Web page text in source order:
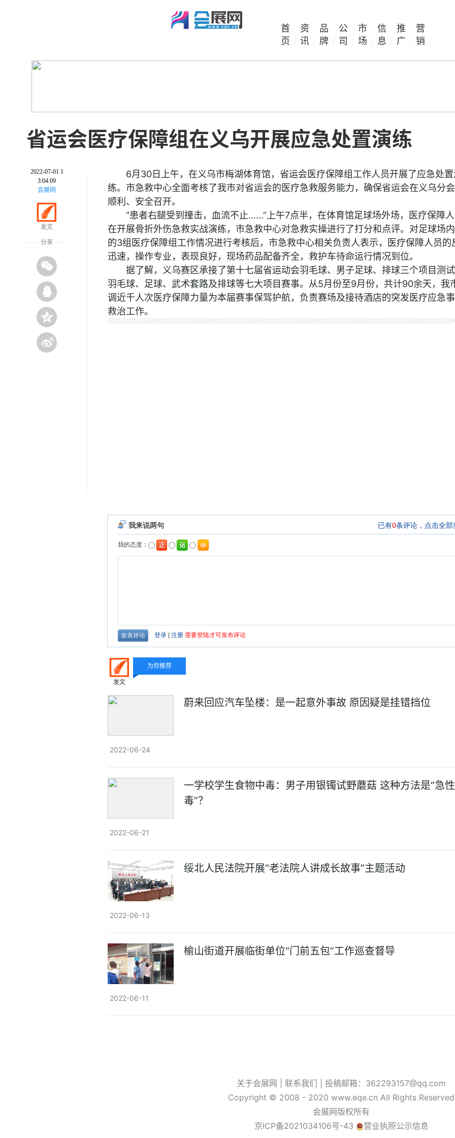
首
页
资
讯
品
牌
公
司
市
场
信
息
推
广
营
销
省运会医疗保障组在义乌开展应急处置演练
2022-07-01 1
3:04:09
会展网
发文
分享
6月30日上午，在义乌市梅湖体育馆，省运会医疗保障组工作人员开展了应急处
练。市急救中心全面考核了我市对省运会的医疗急救服务能力，确保省运会在义乌分
顺利、安全召开。
“患者右腿受到撞击，血流不止……”上午7点半，在体育馆足球场外场，医疗保障
在开展骨折外伤急救实战演练，市急救中心对急救实操进行了打分和点评。对足球场
的3组医疗保障组工作情况进行考核后，市急救中心相关负责人表示，医疗保障人员的
迅速，操作专业，表现良好，现场药品配备齐全，救护车待命运行情况到位。
据了解，义乌赛区承接了第十七届省运动会羽毛球、男子足球、排球三个项目测
羽毛球、足球、武术套路及排球等七大项目赛事。从5月份至9月份，共计90余天，我
调近千人次医疗保障力量为本届赛事保驾护航，负责赛场及接待酒店的突发医疗应急
救治工作。
发文
为你推荐
蔚来回应汽车坠楼：是一起意外事故 原因疑是挂错挡位
2022-06-24
一学校学生食物中毒：男子用银镯试野蘑菇 这种方法是“急
毒”？
2022-06-21
绥北人民法院开展“老法院人讲成长故事”主题活动
2022-06-13
榆山街道开展临街单位“门前五包”工作巡查督导
2022-06-11
关于会展网 | 联系我们 | 投稿邮箱：362293157@qq.com
Copyright © 2008 - 2020 www.eqe.cn All Rights Reserved
会展网版权所有
京ICP备2021034106号-43
营业执照公示信息